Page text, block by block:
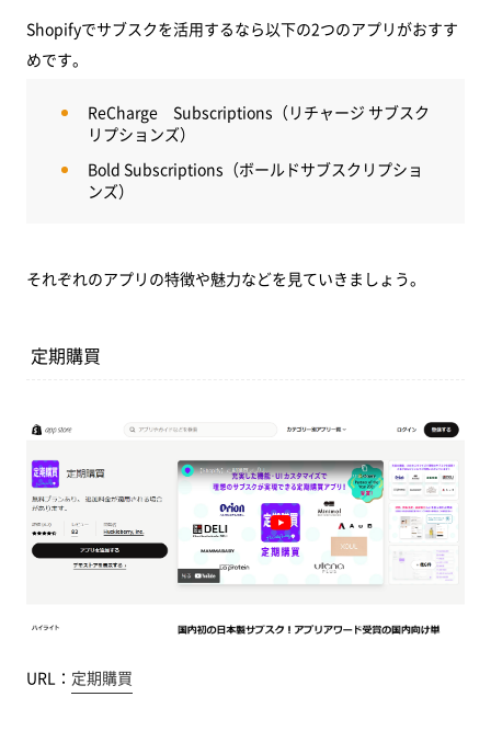
Shopifyでサブスクを活用するなら以下の2つのアプリがおすす
めです。
ReCharge Subscriptions（リチャージ サブスク
リプションズ）
Bold Subscriptions（ボールドサブスクリプショ
ンズ）
それぞれのアプリの特徴や魅力などを見ていきましょう。
定期購買
URL： 定期購買